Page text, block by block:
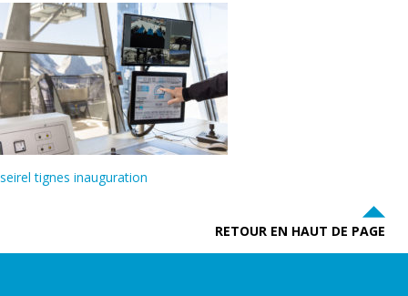
seirel tignes inauguration
RETOUR EN HAUT DE PAGE